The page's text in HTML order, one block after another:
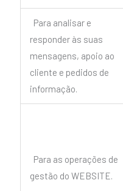
Para analisar e
responder às suas
mensagens, apoio ao
cliente e pedidos de
informação.
Para as operações de
gestão do WEBSITE.